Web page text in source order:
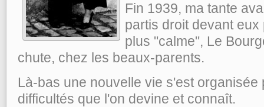
Fin 1939, ma tante
partis droit devant
plus "calme", Le
chute, chez les beaux-parents.
Là-bas une nouvelle vie s'est organisée
difficultés que l'on devine et connaît.